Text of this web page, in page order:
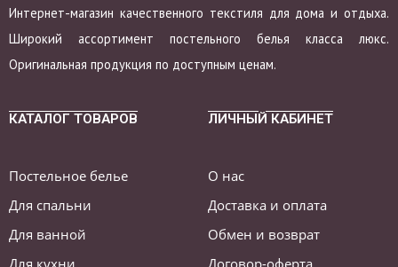
Интернет-магазин качественного текстиля для дома и отдыха.
Широкий ассортимент постельного белья класса люкс.
Оригинальная продукция по доступным ценам.
КАТАЛОГ ТОВАРОВ
Постельное белье
Для спальни
Для ванной
Для кухни
ЛИЧНЫЙ КАБИНЕТ
О нас
Доставка и оплата
Обмен и возврат
Договор-оферта